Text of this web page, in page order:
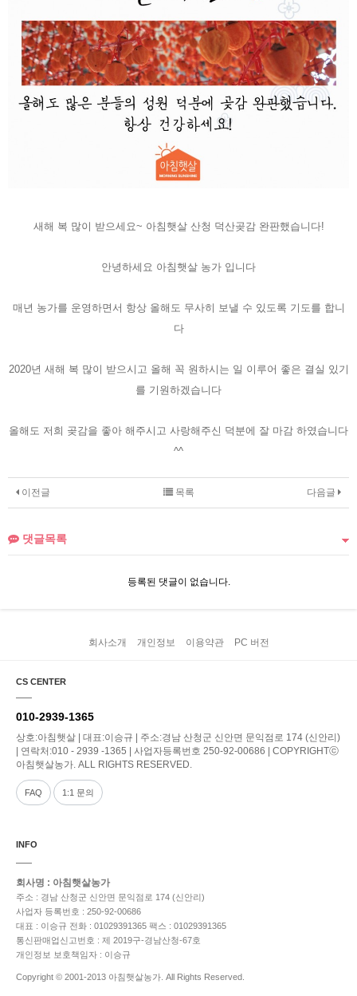
새해 복 많이 받으세요~ 아침햇살 산청 덕산곶감 완판했습니다!
안녕하세요 아침햇살 농가 입니다
매년 농가를 운영하면서 항상 올해도 무사히 보낼 수 있도록 기도를 합니
다
2020년 새해 복 많이 받으시고 올해 꼭 원하시는 일 이루어 좋은 결실 있기
를 기원하겠습니다
올해도 저희 곶감을 좋아 해주시고 사랑해주신 덕분에 잘 마감 하였습니다
^^
이전글 다음글
목록
댓글목록
등록된 댓글이 없습니다.
회사소개 개인정보 이용약관 PC 버전
CS CENTER
010-2939-1365
상호:아침햇살 | 대표:이승규 | 주소:경남 산청군 신안면 문익점로 174 (신안리)
| 연락처:010 - 2939 -1365 | 사업자등록번호 250-92-00686 | COPYRIGHTⓒ
아침햇살농가. ALL RIGHTS RESERVED.
FAQ 1:1 문의
INFO
회사명 : 아침햇살농가
주소 : 경남 산청군 신안면 문익점로 174 (신안리)
사업자 등록번호 : 250-92-00686
대표 : 이승규 전화 : 01029391365 팩스 : 01029391365
통신판매업신고번호 : 제 2019구-경남산청-67호
개인정보 보호책임자 : 이승규
Copyright © 2001-2013 아침햇살농가. All Rights Reserved.